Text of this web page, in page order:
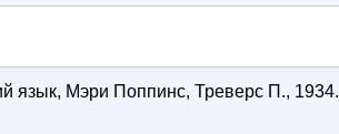
язык, Мэри Поппинс, Треверс П., 1934.